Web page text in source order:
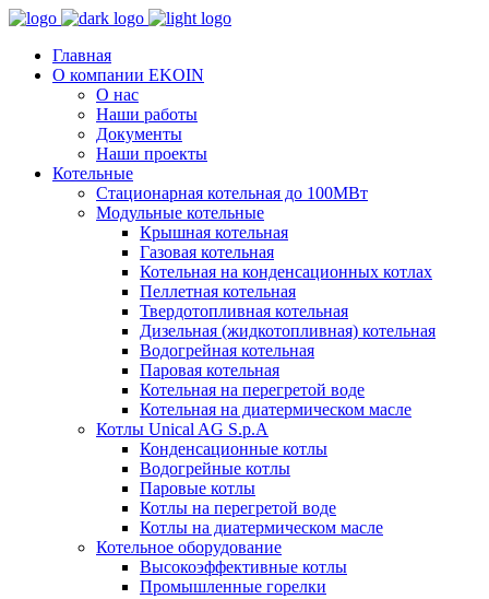
Главная
О компании EKOIN
О нас
Наши работы
Документы
Наши проекты
Котельные
Стационарная котельная до 100МВт
Модульные котельные
Крышная котельная
Газовая котельная
Котельная на конденсационных котлах
Пеллетная котельная
Твердотопливная котельная
Дизельная (жидкотопливная) котельная
Водогрейная котельная
Паровая котельная
Котельная на перегретой воде
Котельная на диатермическом масле
Котлы Unical AG S.p.A
Конденсационные котлы
Водогрейные котлы
Паровые котлы
Котлы на перегретой воде
Котлы на диатермическом масле
Котельное оборудование
Высокоэффективные котлы
Промышленные горелки